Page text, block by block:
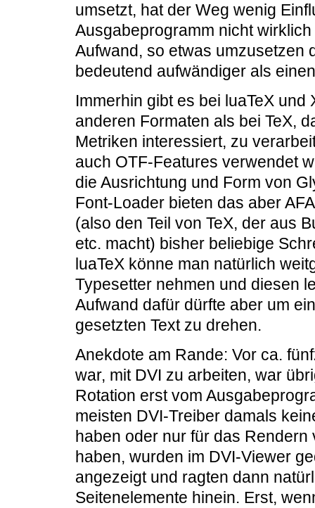
umsetzt, hat der Weg wenig
Ausgabeprogramm nicht
Aufwand, so etwas umzusetzen
bedeutend aufwändiger als
Immerhin gibt es bei luaTeX und
anderen Formaten als bei TeX,
Metriken interessiert, zu
auch OTF-Features verwendet
die Ausrichtung und Form von
Font-Loader bieten das aber
(also den Teil von TeX, der aus
etc. macht) bisher beliebige
luaTeX könne man natürlich
Typesetter nehmen und diesen
Aufwand dafür dürfte aber um
gesetzten Text zu drehen.
Anekdote am Rande: Vor ca.
war, mit DVI zu arbeiten, war
Rotation erst vom
meisten DVI-Treiber damals
haben oder nur für das
haben, wurden im DVI-Viewer
angezeigt und ragten dann
Seitenelemente hinein. Erst,